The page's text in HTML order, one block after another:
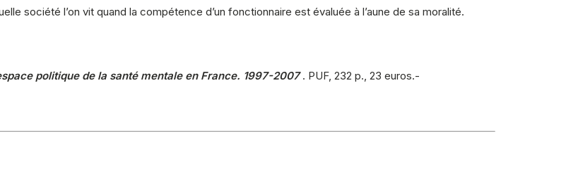
société l’on vit quand la compétence d’un fonctionnaire est évaluée à l’aune de sa moralité.
politique de la santé mentale en France. 1997-2007 . PUF, 232 p., 23 euros.-